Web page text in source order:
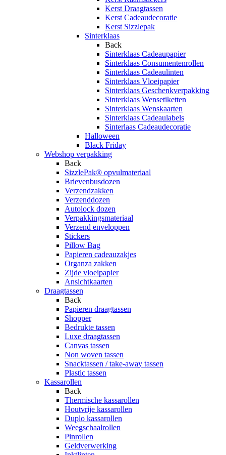
Kerst Draagtassen
Kerst Cadeaudecoratie
Kerst Sizzlepak
Sinterklaas
Back
Sinterklaas Cadeaupapier
Sinterklaas Consumentenrollen
Sinterklaas Cadeaulinten
Sinterklaas Vloeipapier
Sinterklaas Geschenkverpakking
Sinterklaas Wensetiketten
Sinterklaas Wenskaarten
Sinterklaas Cadeaulabels
Sinterlaas Cadeaudecoratie
Halloween
Black Friday
Webshop verpakking
Back
SizzlePak® opvulmateriaal
Brievenbusdozen
Verzendzakken
Verzenddozen
Autolock dozen
Verpakkingsmateriaal
Verzend enveloppen
Stickers
Pillow Bag
Papieren cadeauzakjes
Organza zakken
Zijde vloeipapier
Ansichtkaarten
Draagtassen
Back
Papieren draagtassen
Shopper
Bedrukte tassen
Luxe draagtassen
Canvas tassen
Non woven tassen
Snacktassen / take-away tassen
Plastic tassen
Kassarollen
Back
Thermische kassarollen
Houtvrije kassarollen
Duplo kassarollen
Weegschaalrollen
Pinrollen
Geldverwerking